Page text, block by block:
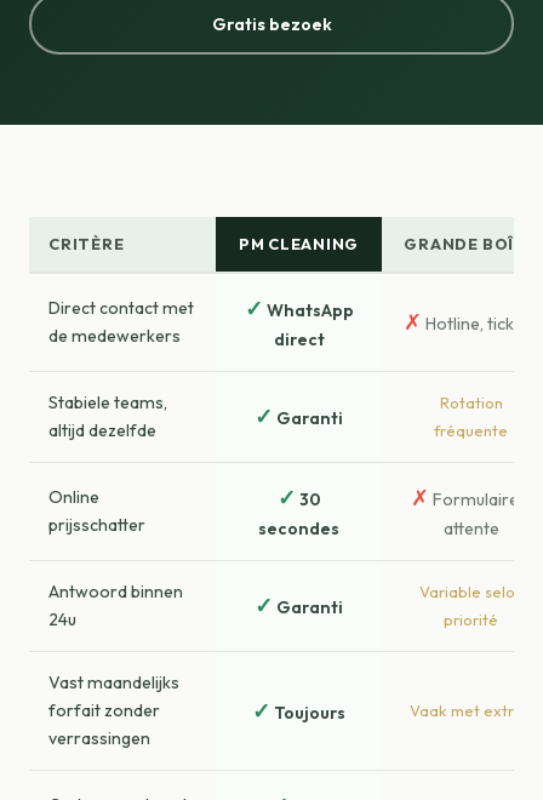
Gratis bezoek
CRITÈRE PM CLEANING GRANDE BOÎTE
Direct contact met
de medewerkers
✓ WhatsApp
direct
✗ Hotline, tickets
Stabiele teams,
altijd dezelfde
✓ Garanti
Rotation
fréquente
Online
prijsschatter
✓ 30
secondes
✗ Formulaire +
attente
Antwoord binnen
24u
✓ Garanti
Variable selon
priorité
Vast maandelijks
forfait zonder
verrassingen
✓ Toujours Vaak met extra's